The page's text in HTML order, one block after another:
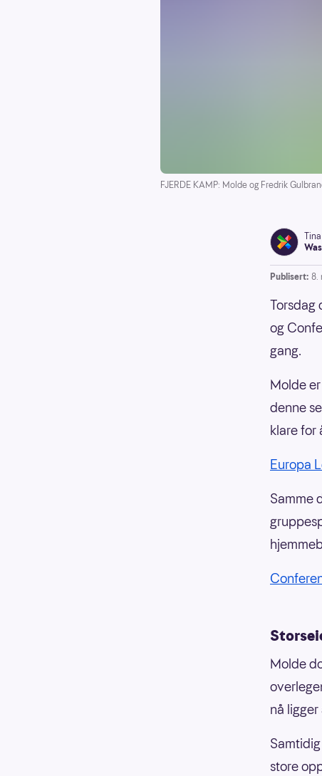
FJERDE KAMP: Molde og Fredrik
Tina
Publisert: 8.
Torsdag
og
gang.
Molde
denne
klare for
Europa
Samme
Molde
nå
store